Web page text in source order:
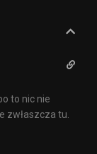
to nic nie
zwłaszcza tu.